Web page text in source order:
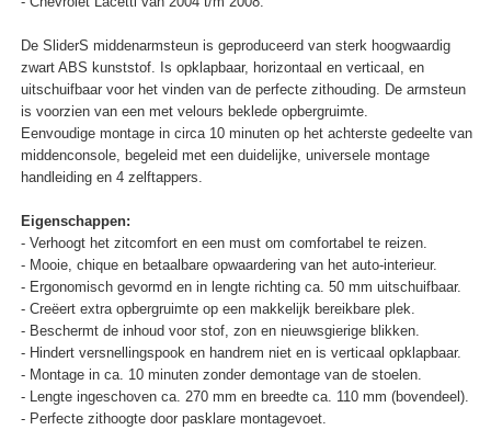
De SliderS middenarmsteun is geproduceerd van sterk hoogwaardig
zwart ABS kunststof. Is opklapbaar, horizontaal en verticaal, en
uitschuifbaar voor het vinden van de perfecte zithouding. De armsteun
is voorzien van een met velours beklede opbergruimte.
Eenvoudige montage in circa 10 minuten op het achterste gedeelte van
middenconsole, begeleid met een duidelijke, universele montage
handleiding en 4 zelftappers.
Eigenschappen:
- Verhoogt het zitcomfort en een must om comfortabel te reizen.
- Mooie, chique en betaalbare opwaardering van het auto-interieur.
- Ergonomisch gevormd en in lengte richting ca. 50 mm uitschuifbaar.
- Creëert extra opbergruimte op een makkelijk bereikbare plek.
- Beschermt de inhoud voor stof, zon en nieuwsgierige blikken.
- Hindert versnellingspook en handrem niet en is verticaal opklapbaar.
- Montage in ca. 10 minuten zonder demontage van de stoelen.
- Lengte ingeschoven ca. 270 mm en breedte ca. 110 mm (bovendeel).
- Perfecte zithoogte door pasklare montagevoet.